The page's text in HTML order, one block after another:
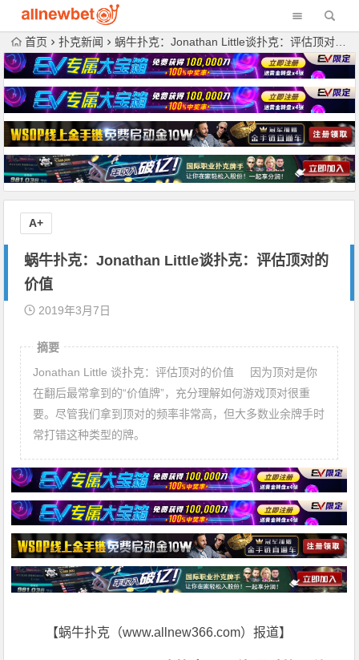
首页 扑克新闻 蜗牛扑克：Jonathan Little谈扑克：评估顶对的价值
蜗牛扑克：Jonathan Little谈扑克：评估顶对的
价值
2019年3月7日
摘要
Jonathan Little 谈扑克：评估顶对的价值 因为顶对是你
在翻后最常拿到的“价值牌”，充分理解如何游戏顶对很重
要。尽管我们拿到顶对的频率非常高，但大多数业余牌手时
常打错这种类型的牌。
【蜗牛扑克（www.allnew366.com）报道】
A+